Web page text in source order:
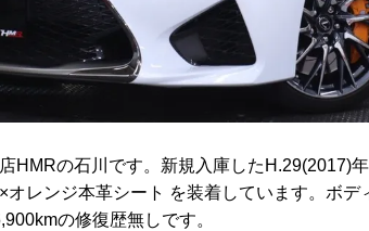
HMRの石川です。新規入庫したH.29(2017)
オレンジ本革シート を装着しています。ボ
の修復歴無しです。